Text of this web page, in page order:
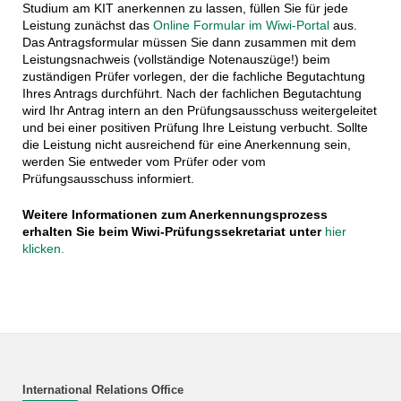
Studium am KIT anerkennen zu lassen, füllen Sie für jede
Leistung zunächst das Online Formular im Wiwi-Portalaus.
Das Antragsformular müssen Sie dann zusammen mit dem
Leistungsnachweis (vollständige Notenauszüge!) beim
zuständigen Prüfer vorlegen, der die fachliche Begutachtung
Ihres Antrags durchführt. Nach der fachlichen Begutachtung
wird Ihr Antrag intern an den Prüfungsausschuss weitergeleitet
und bei einer positiven Prüfung Ihre Leistung verbucht. Sollte
die Leistung nicht ausreichend für eine Anerkennung sein,
werden Sie entweder vom Prüfer oder vom
Prüfungsausschuss informiert.
Weitere Informationen zum Anerkennungsprozess
erhalten Sie beim Wiwi-Prüfungssekretariat unter hier
klicken.
International Relations Office